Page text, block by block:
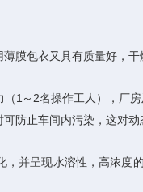
膜包衣又具有质量好，干
1～2名操作工人），
防止车间内污染，这对动
并呈现水溶性，高浓